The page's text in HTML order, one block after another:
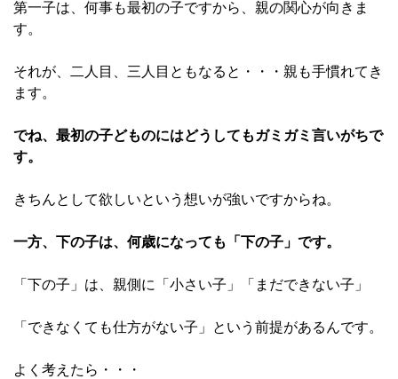
第一子は、何事も最初の子ですから、親の関心が向きま
す。
それが、二人目、三人目ともなると・・・親も手慣れてき
ます。
でね、最初の子どものにはどうしてもガミガミ言いがちで
す。
きちんとして欲しいという想いが強いですからね。
一方、下の子は、何歳になっても「下の子」です。
「下の子」は、親側に「小さい子」「まだできない子」
「できなくても仕方がない子」という前提があるんです。
よく考えたら・・・